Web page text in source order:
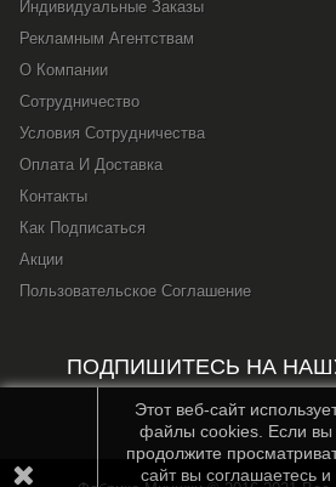
Индивидуальные Заказы
Рекламным Агентствам
О Компании
Сотрудничество
Условия Сотрудничества
Оплата И Доставка
Контакты
Как Подписаться
Акции
Пользовательское Соглашение
ПОДПИШИТЕСЬ НА
Этот веб-сайт
файлы cookies. Если вы
продолжите
сайт вы соглашаетесь и